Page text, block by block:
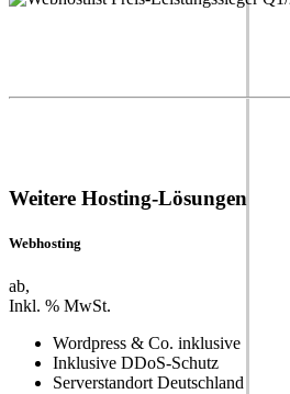
Weitere Hosting-Lösungen
Webhosting
ab,
Inkl. % MwSt.
Wordpress & Co. inklusive
Inklusive DDoS-Schutz
Serverstandort Deutschland